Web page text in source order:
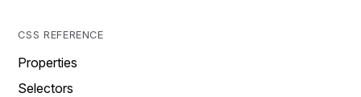
CSS REFERENCE
Properties
Selectors